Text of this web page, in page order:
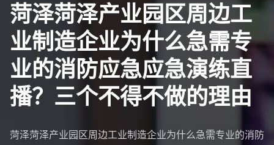
菏泽菏泽产业园区周边工
业制造企业为什么急需专
业的消防应急应急演练直
播？三个不得不做的理由
菏泽菏泽产业园区周边工业制造企业为什么急需专业的消防